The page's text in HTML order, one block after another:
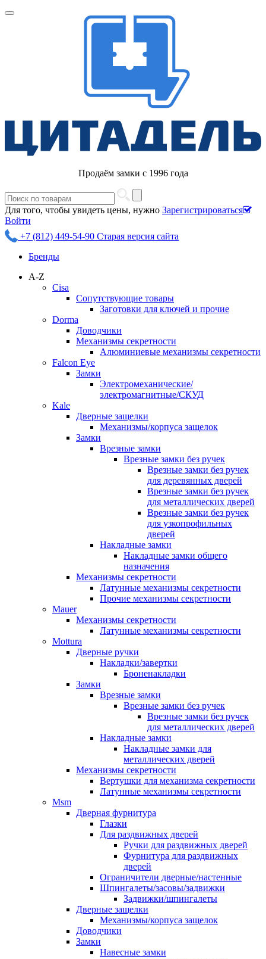
Продаём замки с 1996 года
Для того, чтобы увидеть цены, нужно Зарегистрироваться
Войти
+7 (812) 449-54-90 Старая версия сайта
Бренды
A-Z
Cisa
Сопутствующие товары
Заготовки для ключей и прочие
Dorma
Доводчики
Механизмы секретности
Алюминиевые механизмы секретности
Falcon Eye
Замки
Электромеханические/
электромагнитные/СКУД
Kale
Дверные защелки
Механизмы/корпуса защелок
Замки
Врезные замки
Врезные замки без ручек
Врезные замки без ручек
для деревянных дверей
Врезные замки без ручек
для металлических дверей
Врезные замки без ручек
для узкопрофильных
дверей
Накладные замки
Накладные замки общего
назначения
Механизмы секретности
Латунные механизмы секретности
Прочие механизмы секретности
Mauer
Механизмы секретности
Латунные механизмы секретности
Mottura
Дверные ручки
Накладки/завертки
Броненакладки
Замки
Врезные замки
Врезные замки без ручек
Врезные замки без ручек
для металлических дверей
Накладные замки
Накладные замки для
металлических дверей
Механизмы секретности
Вертушки для механизма секретности
Латунные механизмы секретности
Msm
Дверная фурнитура
Глазки
Для раздвижных дверей
Ручки для раздвижных дверей
Фурнитура для раздвижных
дверей
Ограничители дверные/настенные
Шпингалеты/засовы/задвижки
Задвижки/шпингалеты
Дверные защелки
Механизмы/корпуса защелок
Доводчики
Замки
Навесные замки